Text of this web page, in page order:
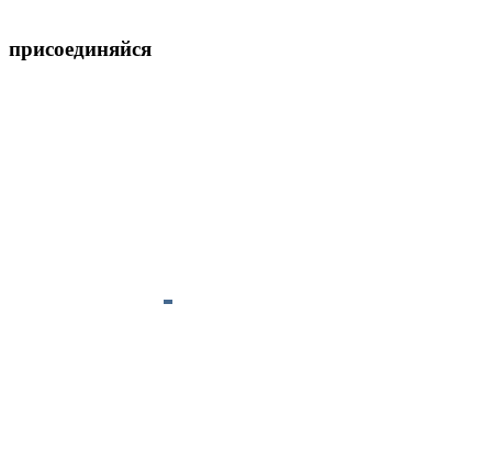
присоединяйся